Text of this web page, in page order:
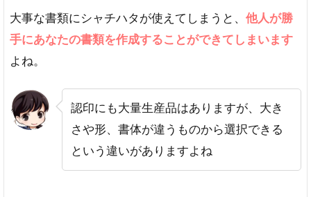
大事な書類にシャチハタが使えてしまうと、 他人が勝
手にあなたの書類を作成することができてしまいます
よね。
認印にも大量生産品はありますが、大き
さや形、書体が違うものから選択できる
という違いがありますよね